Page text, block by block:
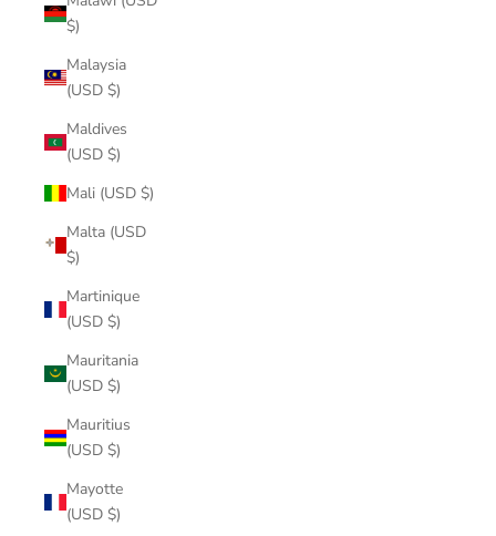
$)
Malaysia
(USD $)
Maldives
(USD $)
Mali (USD $)
Malta (USD
$)
Martinique
(USD $)
Mauritania
(USD $)
Mauritius
(USD $)
Mayotte
(USD $)